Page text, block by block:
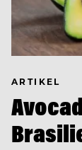
ARTIKEL